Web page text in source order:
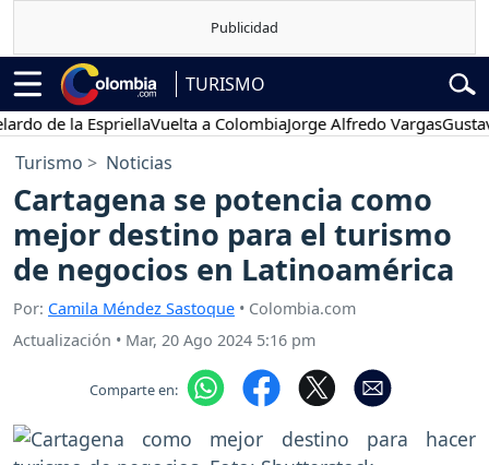
TURISMO
de la EspriellaVuelta a ColombiaJorge Alfredo VargasGustavo
Turismo Noticias
Cartagena se potencia como
mejor destino para el turismo
de negocios en Latinoamérica
Por: Camila Méndez Sastoque • Colombia.com
Actualización • Mar, 20 Ago 2024 5:16 pm
Comparte en: